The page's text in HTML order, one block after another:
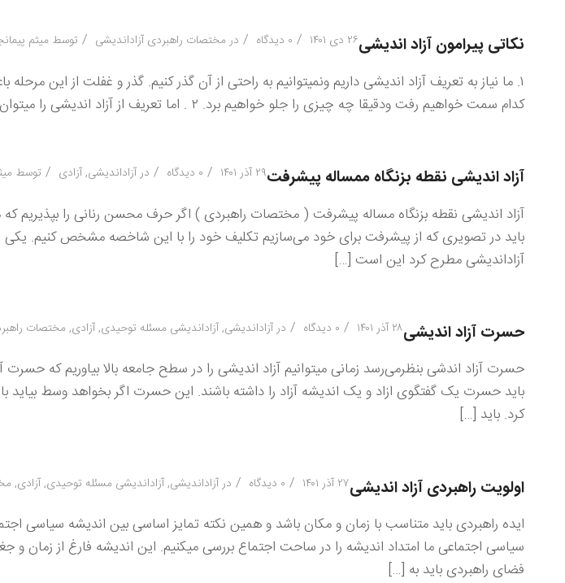
نکاتی پیرامون آزاد اندیشی۲۶ دی ۱۴۰۱ / ۰ دیدگاه / در مختصات راهبردی آزاداندیشی / توسط میثم
۱. ما نیاز به تعریف آزاد اندیشی داریم ونمیتوانیم به راحتی از آن گذر کنیم. گذر و غفلت از این
کدام سمت خواهیم رفت ودقیقا چه چیزی را جلو خواهیم برد. ۲ . اما تعریف از آزاد اندیشی را میتوان در دو سطح مطرح کرد. […]
آزاد اندیشی نقطه بزنگاه ممساله پیشرفت۲۹ آذر ۱۴۰۱ / ۰ دیدگاه / در آزاداندیشی,آزادی / توسط
آزاد اندیشی نقطه بزنگاه مساله پیشرفت ( مختصات راهبردی ) اگر حرف محسن رنانی را
باید در تصویری که از پیشرفت برای خود می‌سازیم تکلیف خود را با این شاخصه مشخص کنیم. یکی
آزاداندیشی مطرح کرد این است […]
حسرت آزاد اندیشی۲۸ آذر ۱۴۰۱ / ۰ دیدگاه / در آزاداندیشی,آزاداندیشی مسئله توحیدی,آزادی, مختصات
حسرت آزاد اندشی بنظرمی‌رسد زمانی میتوانیم آزاد اندیشی را در سطح جامعه بالا بیاوریم که
باید حسرت یک گفتگوی ازاد و یک اندیشه آزاد را داشته باشند. این حسرت اگر بخواهد وسط بیاید
کرد. باید […]
اولویت راهبردی آزاد اندیشی۲۷ آذر ۱۴۰۱ / ۰ دیدگاه / در آزاداندیشی,آزاداندیشی مسئله توحیدی,آزادی,
ایده راهبردی باید متناسب با زمان و مکان باشد و همین نکته تمایز اساسی بین اندیشه سیاسی
سیاسی اجتماعی ما امتداد اندیشه را در ساحت اجتماع بررسی میکنیم. این اندیشه فارغ از زمان
فضای راهبردی باید به […]